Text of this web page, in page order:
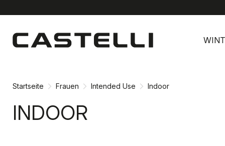
Inhalt
springen
Navigation
springen
Startseite Frauen Intended Use Indoor
INDOOR